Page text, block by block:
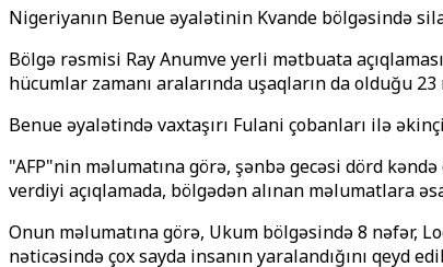
Nigeriyanın Benue əyalətinin Kvande bölgəsində
Bölgə rəsmisi Ray Anumve yerli mətbuata
hücumlar zamanı aralarında uşaqların da olduğu
Benue əyalətində vaxtaşırı Fulani çobanları ilə
"AFP"nin məlumatına görə, şənbə gecəsi dörd
verdiyi açıqlamada, bölgədən alınan məlumatlara
Onun məlumatına görə, Ukum bölgəsində 8 nəfər,
nəticəsində çox sayda insanın yaralandığını qeyd